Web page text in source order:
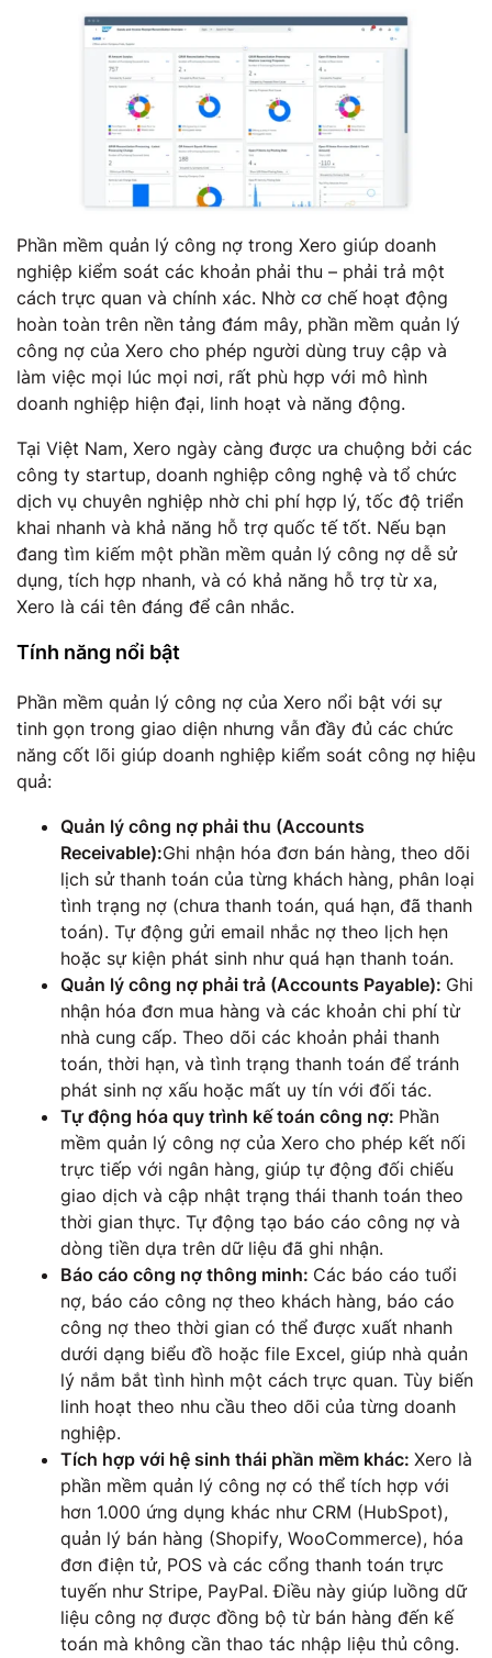
Phần mềm quản lý công nợ trong Xero giúp doanh
nghiệp kiểm soát các khoản phải thu – phải trả một
cách trực quan và chính xác. Nhờ cơ chế hoạt động
hoàn toàn trên nền tảng đám mây, phần mềm quản lý
công nợ của Xero cho phép người dùng truy cập và
làm việc mọi lúc mọi nơi, rất phù hợp với mô hình
doanh nghiệp hiện đại, linh hoạt và năng động.
Tại Việt Nam, Xero ngày càng được ưa chuộng bởi các
công ty startup, doanh nghiệp công nghệ và tổ chức
dịch vụ chuyên nghiệp nhờ chi phí hợp lý, tốc độ triển
khai nhanh và khả năng hỗ trợ quốc tế tốt. Nếu bạn
đang tìm kiếm một phần mềm quản lý công nợ dễ sử
dụng, tích hợp nhanh, và có khả năng hỗ trợ từ xa,
Xero là cái tên đáng để cân nhắc.
Tính năng nổi bật
Phần mềm quản lý công nợ của Xero nổi bật với sự
tinh gọn trong giao diện nhưng vẫn đầy đủ các chức
năng cốt lõi giúp doanh nghiệp kiểm soát công nợ hiệu
quả:
Quản lý công nợ phải thu (Accounts
Receivable):Ghi nhận hóa đơn bán hàng, theo dõi
lịch sử thanh toán của từng khách hàng, phân loại
tình trạng nợ (chưa thanh toán, quá hạn, đã thanh
toán). Tự động gửi email nhắc nợ theo lịch hẹn
hoặc sự kiện phát sinh như quá hạn thanh toán.
Quản lý công nợ phải trả (Accounts Payable): Ghi
nhận hóa đơn mua hàng và các khoản chi phí từ
nhà cung cấp. Theo dõi các khoản phải thanh
toán, thời hạn, và tình trạng thanh toán để tránh
phát sinh nợ xấu hoặc mất uy tín với đối tác.
Tự động hóa quy trình kế toán công nợ: Phần
mềm quản lý công nợ của Xero cho phép kết nối
trực tiếp với ngân hàng, giúp tự động đối chiếu
giao dịch và cập nhật trạng thái thanh toán theo
thời gian thực. Tự động tạo báo cáo công nợ và
dòng tiền dựa trên dữ liệu đã ghi nhận.
Báo cáo công nợ thông minh: Các báo cáo tuổi
nợ, báo cáo công nợ theo khách hàng, báo cáo
công nợ theo thời gian có thể được xuất nhanh
dưới dạng biểu đồ hoặc file Excel, giúp nhà quản
lý nắm bắt tình hình một cách trực quan. Tùy biến
linh hoạt theo nhu cầu theo dõi của từng doanh
nghiệp.
Tích hợp với hệ sinh thái phần mềm khác: Xero là
phần mềm quản lý công nợ có thể tích hợp với
hơn 1.000 ứng dụng khác như CRM (HubSpot),
quản lý bán hàng (Shopify, WooCommerce), hóa
đơn điện tử, POS và các cổng thanh toán trực
tuyến như Stripe, PayPal. Điều này giúp luồng dữ
liệu công nợ được đồng bộ từ bán hàng đến kế
toán mà không cần thao tác nhập liệu thủ công.